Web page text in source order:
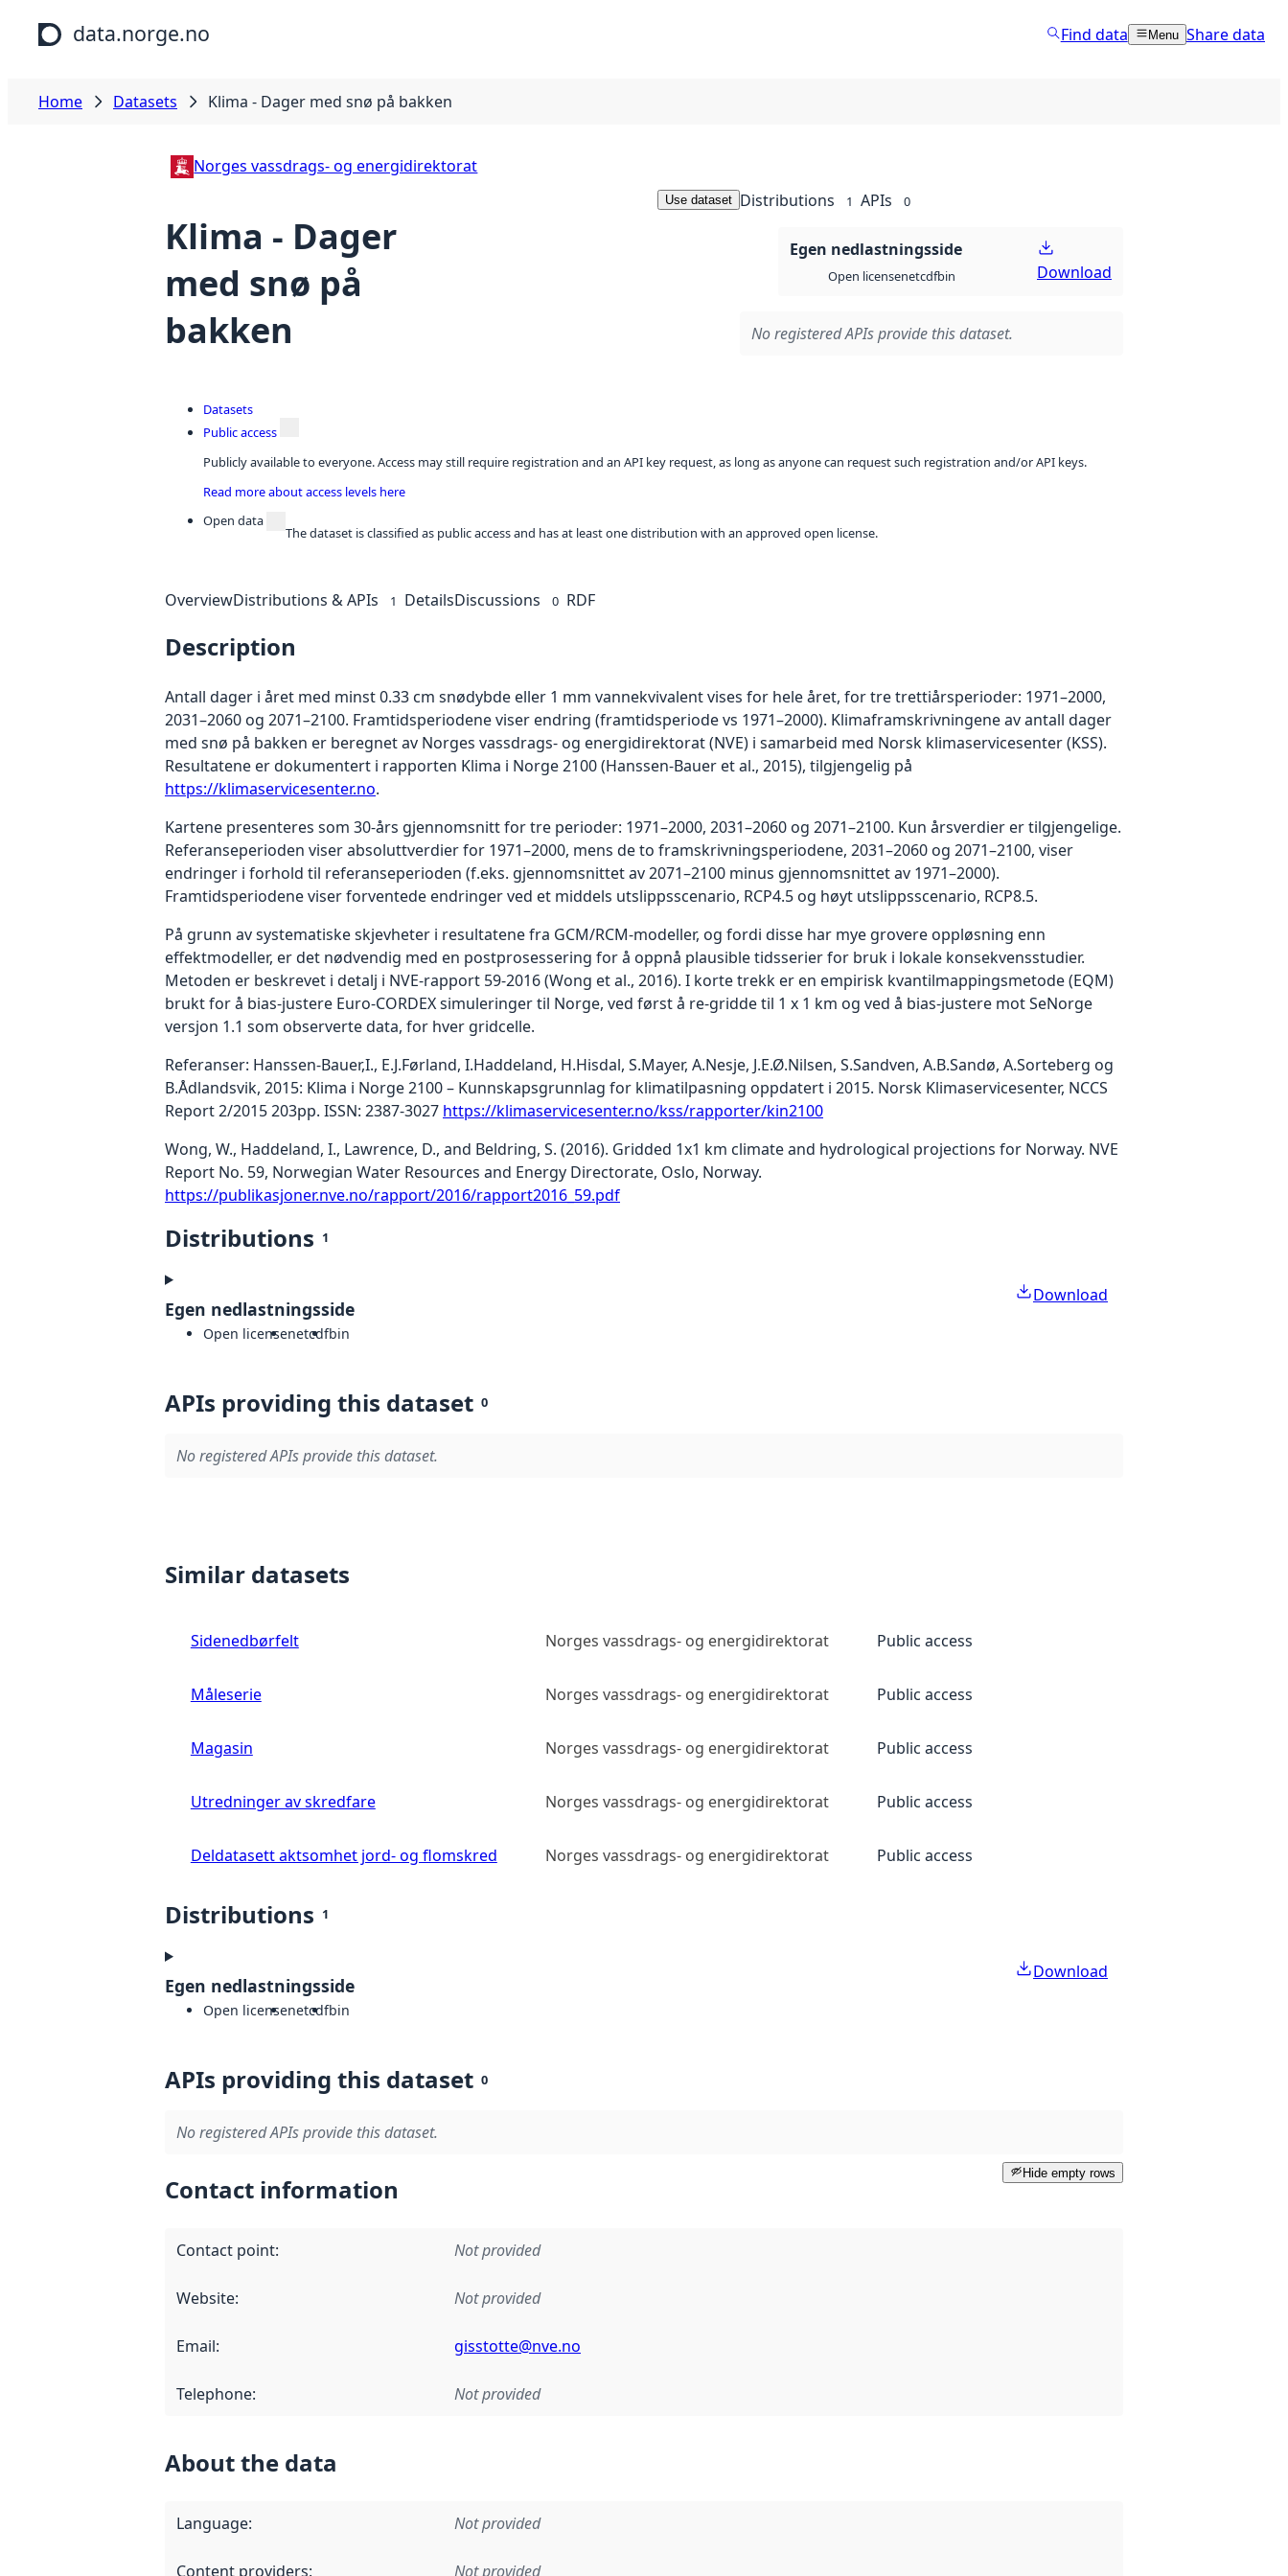
Skip to main content
data.norge.no Find data Menu Share data
Home Datasets Klima - Dager med snø på bakken
Norges vassdrags- og energidirektorat
Klima - Dager
med snø på
bakken
Use dataset Distributions 1 APIs 0
Egen nedlastningsside
Open licensenetcdfbin Download
No registered APIs provide this dataset.
Datasets
Public access
Publicly available to everyone. Access may still require registration and an API key request, as long as anyone can request such registration and/or API keys.
Read more about access levels here
Open data
The dataset is classified as public access and has at least one distribution with an approved open license.
OverviewDistributions & APIs 1 DetailsDiscussions 0 RDF
Description
Antall dager i året med minst 0.33 cm snødybde eller 1 mm vannekvivalent vises for hele året, for tre trettiårsperioder: 1971–2000,
2031–2060 og 2071–2100. Framtidsperiodene viser endring (framtidsperiode vs 1971–2000). Klimaframskrivningene av antall dager
med snø på bakken er beregnet av Norges vassdrags- og energidirektorat (NVE) i samarbeid med Norsk klimaservicesenter (KSS).
Resultatene er dokumentert i rapporten Klima i Norge 2100 (Hanssen-Bauer et al., 2015), tilgjengelig på
https://klimaservicesenter.no.
Kartene presenteres som 30-års gjennomsnitt for tre perioder: 1971–2000, 2031–2060 og 2071–2100. Kun årsverdier er tilgjengelige.
Referanseperioden viser absoluttverdier for 1971–2000, mens de to framskrivningsperiodene, 2031–2060 og 2071–2100, viser
endringer i forhold til referanseperioden (f.eks. gjennomsnittet av 2071–2100 minus gjennomsnittet av 1971–2000).
Framtidsperiodene viser forventede endringer ved et middels utslippsscenario, RCP4.5 og høyt utslippsscenario, RCP8.5.
På grunn av systematiske skjevheter i resultatene fra GCM/RCM-modeller, og fordi disse har mye grovere oppløsning enn
effektmodeller, er det nødvendig med en postprosessering for å oppnå plausible tidsserier for bruk i lokale konsekvensstudier.
Metoden er beskrevet i detalj i NVE-rapport 59-2016 (Wong et al., 2016). I korte trekk er en empirisk kvantilmappingsmetode (EQM)
brukt for å bias-justere Euro-CORDEX simuleringer til Norge, ved først å re-gridde til 1 x 1 km og ved å bias-justere mot SeNorge
versjon 1.1 som observerte data, for hver gridcelle.
Referanser: Hanssen-Bauer,I., E.J.Førland, I.Haddeland, H.Hisdal, S.Mayer, A.Nesje, J.E.Ø.Nilsen, S.Sandven, A.B.Sandø, A.Sorteberg og
B.Ådlandsvik, 2015: Klima i Norge 2100 – Kunnskapsgrunnlag for klimatilpasning oppdatert i 2015. Norsk Klimaservicesenter, NCCS
Report 2/2015 203pp. ISSN: 2387-3027 https://klimaservicesenter.no/kss/rapporter/kin2100
Wong, W., Haddeland, I., Lawrence, D., and Beldring, S. (2016). Gridded 1x1 km climate and hydrological projections for Norway. NVE
Report No. 59, Norwegian Water Resources and Energy Directorate, Oslo, Norway.
https://publikasjoner.nve.no/rapport/2016/rapport2016_59.pdf
Distributions 1
Egen nedlastningsside
Open licensenetcdfbin
Download
APIs providing this dataset 0
No registered APIs provide this dataset.
Similar datasets
Sidenedbørfelt Norges vassdrags- og energidirektorat Public access
Måleserie Norges vassdrags- og energidirektorat Public access
Magasin Norges vassdrags- og energidirektorat Public access
Utredninger av skredfare Norges vassdrags- og energidirektorat Public access
Deldatasett aktsomhet jord- og flomskred Norges vassdrags- og energidirektorat Public access
Distributions 1
Egen nedlastningsside
Open licensenetcdfbin
Download
APIs providing this dataset 0
No registered APIs provide this dataset.
Hide empty rows
Contact information
Contact point: Not provided
Website: Not provided
Email: gisstotte@nve.no
Telephone: Not provided
About the data
Language: Not provided
Content providers: Not provided